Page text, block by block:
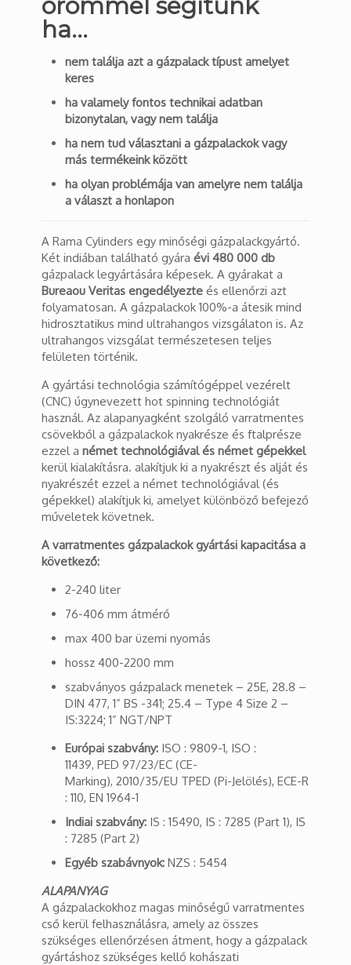
örömmel segítünk
ha…
nem találja azt a gázpalack típust amelyet
keres
ha valamely fontos technikai adatban
bizonytalan, vagy nem találja
ha nem tud választani a gázpalackok vagy
más termékeink között
ha olyan problémája van amelyre nem találja
a választ a honlapon
A Rama Cylinders egy minőségi gázpalackgyártó.
Két indiában található gyára évi 480 000 db
gázpalack legyártására képesek. A gyárakat a
Bureaou Veritas engedélyezte és ellenőrzi azt
folyamatosan. A gázpalackok 100%-a átesik mind
hidrosztatikus mind ultrahangos vizsgálaton is. Az
ultrahangos vizsgálat természetesen teljes
felületen történik.
A gyártási technológia számítógéppel vezérelt
(CNC) úgynevezett hot spinning technológiát
használ. Az alapanyagként szolgáló varratmentes
csövekből a gázpalackok nyakrésze és ftalprésze
ezzel a német technológiával és német gépekkel
kerül kialakításra. alakítjuk ki a nyakrészt és alját és
nyakrészét ezzel a német technológiával (és
gépekkel) alakítjuk ki, amelyet különböző befejező
műveletek követnek.
A varratmentes gázpalackok gyártási kapacitása a
következő:
2-240 liter
76-406 mm átmérő
max 400 bar üzemi nyomás
hossz 400-2200 mm
szabványos gázpalack menetek – 25E, 28.8 –
DIN 477, 1” BS -341; 25.4 – Type 4 Size 2 –
IS:3224; 1” NGT/NPT
Európai szabvány: ISO : 9809-1, ISO :
11439, PED 97/23/EC (CE-
Marking), 2010/35/EU TPED (Pi-Jelölés), ECE-R
: 110, EN 1964-1
Indiai szabvány: IS : 15490, IS : 7285 (Part 1), IS
: 7285 (Part 2)
Egyéb szabávnyok: NZS : 5454
ALAPANYAG
A gázpalackokhoz magas minőségű varratmentes
cső kerül felhasználásra, amely az összes
szükséges ellenőrzésen átment, hogy a gázpalack
gyártáshoz szükséges kellő kohászati